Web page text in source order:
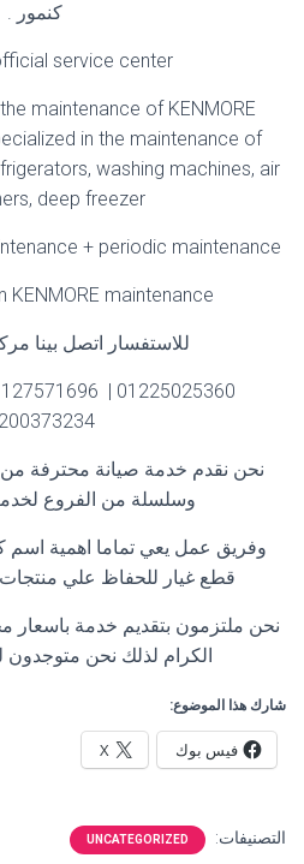
كنمور .
service center
maintenance of KENMORE
in the maintenance of
washing machines, air
deep freezer
+ periodic maintenance
KENMORE maintenance
للاستفسار اتصل بينا
نحن نقدم خدمة صيانة محترفة
وسلسلة من الفروع
وفريق عمل يعي تماما اهمية اسم
قطع غيار للحفاظ علي منتجات
نحن ملتزمون بتقديم خدمة باسعار
الكرام لذلك نحن متوجدون
شارك هذا الموضوع:
فيس بوك X
التصنيفات: UNCATEGORIZED